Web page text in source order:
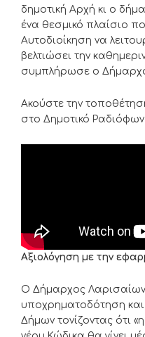
δημοτική Αρχή κι ο
ένα θεσμικό πλαίσιο
Αυτοδιοίκηση να
βελτιώσει την
συμπλήρωσε ο
Ακούστε την
στο Δημοτικό
Αξιολόγηση με την
Ο Δήμαρχος Λαρισαίων
υποχρηματοδότηση
Δήμων τονίζοντας ότι